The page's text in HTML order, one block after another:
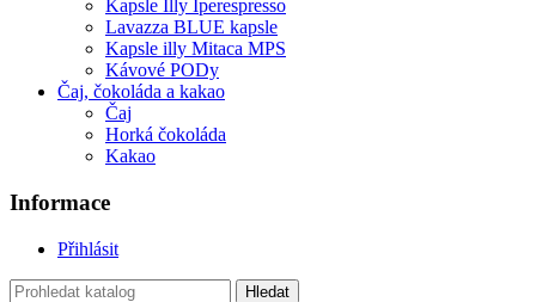
Kapsle Illy Iperespresso
Lavazza BLUE kapsle
Kapsle illy Mitaca MPS
Kávové PODy
Čaj, čokoláda a kakao
Čaj
Horká čokoláda
Kakao
Informace
Přihlásit
Hledat